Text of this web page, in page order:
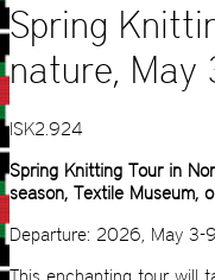
Spring
nature,
ISK2.924
Spring Knitting Tour in
season, Textile Museum,
Departure: 2026, May 3-9